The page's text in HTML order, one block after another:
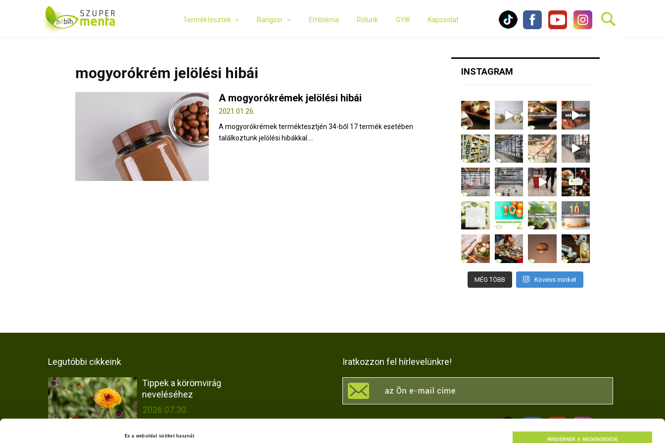
Ez a weboldal sütiket használ
MINDENNEK A MEGENGEDÉSE
Terméktesztek Rangsor Embléma Rólunk GYIK Kapcsolat
mogyorókrém jelölési hibái
A mogyorókrémek jelölési hibái
2021.01.26.
A mogyorókrémek terméktesztjén 34-ből 17 termék esetében
találkoztunk jelölési hibákkal....
INSTAGRAM
MÉG TÖBB Kövess minket
Legutóbbi cikkeink
Tippek a körömvirág
neveléséhez
2026.07.30.
Iratkozzon fel hírlevelünkre!